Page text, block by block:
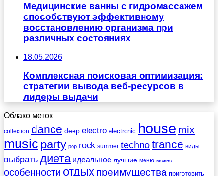
Медицинские ванны с гидромассажем
способствуют эффективному
восстановлению организма при
различных состояниях
18.05.2026
Комплексная поисковая оптимизация:
стратегии вывода веб-ресурсов в
лидеры выдачи
Облако меток
collection dance deep electro electronic house mix
music party pop rock summer technotrance виды
выбратьдиета идеальное лучшие меню можно
особенности отдых преимущества приготовить